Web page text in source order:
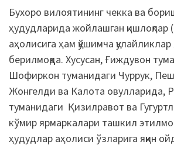
Бухоро вилоятининг чекка ва
ҳудудларида жойлашган қишлоқлар
аҳолисига ҳам қўшимча
берилмоқда. Хусусан, Ғиждувон
Шофиркон туманидаги Чуррук,
Жонгелди ва Калота овулларида,
туманидаги Қизилравот ва
кўмир ярмаркалари ташкил
ҳудудлар аҳолиси ўзларига яқин